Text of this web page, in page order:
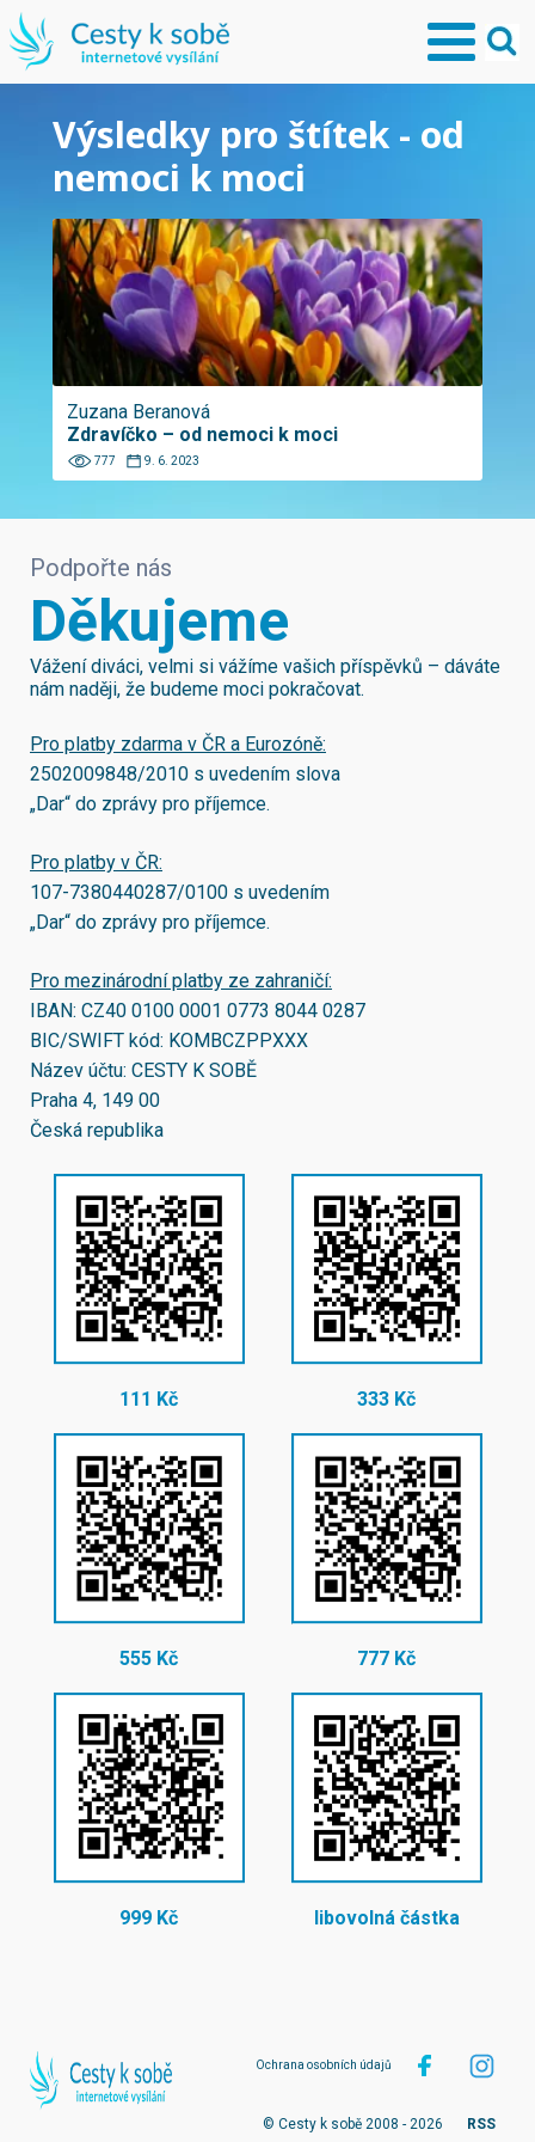
Výsledky pro štítek - od
nemoci k moci
Zuzana Beranová
Zdravíčko – od nemoci k moci
777 9. 6. 2023
Podpořte nás
Děkujeme
Vážení diváci, velmi si vážíme vašich příspěvků – dáváte
nám naději, že budeme moci pokračovat.
Pro platby zdarma v ČR a Eurozóně:
2502009848/2010 s uvedením slova
„Dar“ do zprávy pro příjemce.
Pro platby v ČR:
107-7380440287/0100 s uvedením
„Dar“ do zprávy pro příjemce.
Pro mezinárodní platby ze zahraničí:
IBAN: CZ40 0100 0001 0773 8044 0287
BIC/SWIFT kód: KOMBCZPPXXX
Název účtu: CESTY K SOBĚ
Praha 4, 149 00
Česká republika
111 Kč 333 Kč
555 Kč 777 Kč
999 Kč libovolná částka
Ochrana osobních údajů
© Cesty k sobě 2008 - 2026 RSS